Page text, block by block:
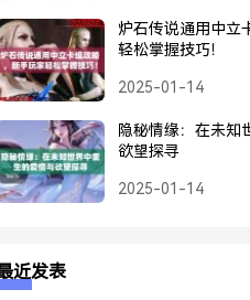
炉石传说通用中立
轻松掌握技巧！
2025-01-14
隐秘情缘：在未知
欲望探寻
2025-01-14
近发表